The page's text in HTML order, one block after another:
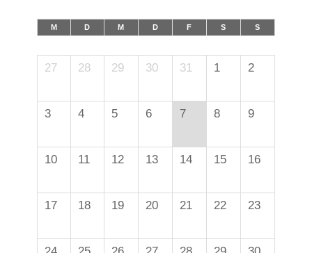
M D M D F S S
27 28 29 30 31 1 2
3 4 5 6 7 8 9
10 11 12 13 14 15 16
17 18 19 20 21 22 23